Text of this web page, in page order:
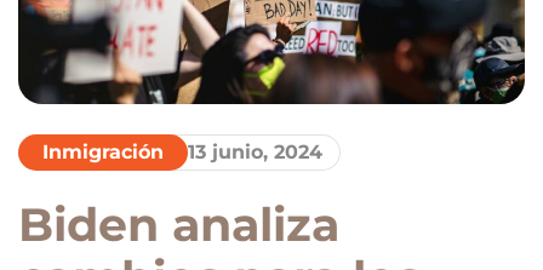
Inmigración 13 junio, 2024
Biden analiza